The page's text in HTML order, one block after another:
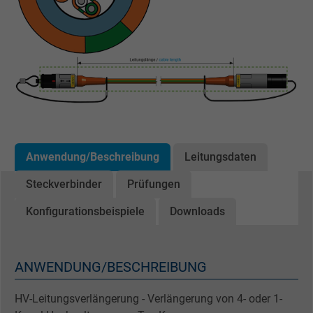
Anwendung/Beschreibung Leitungsdaten
Steckverbinder Prüfungen
Konfigurationsbeispiele Downloads
ANWENDUNG/BESCHREIBUNG
HV-Leitungsverlängerung - Verlängerung von 4- oder 1-